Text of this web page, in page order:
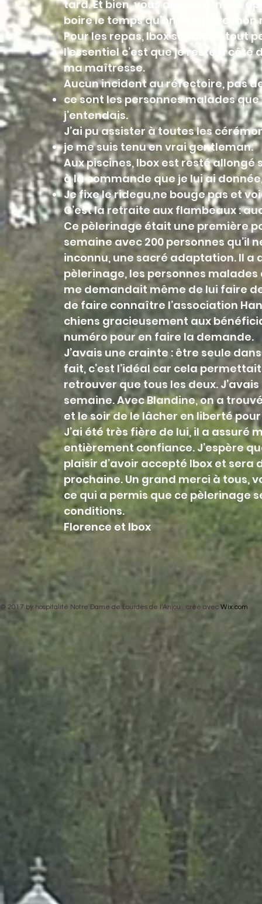
tard. Et bien, vous allez rire, mais
boire le temps qu’on m’enlève
Pour les repas, Ibox se faisait tout
l’essentiel c’est que je reste à côté
ma maîtresse.
Aucun incident au réfectoire, pas
ce sont les personnes malades que
j’entendais.
J’ai pu assister à toutes les
je me suis tenu en vrai gentleman.
Aux piscines, Ibox est resté allongé
à la commande que je lui ai
Je fixe le rideau,ne bouge pas et
C’est la retraite aux flambeaux :
Ce pèlerinage était une première
semaine avec 200 personnes qu’il
inconnu, une sacré adaptation. Il
pèlerinage, les personnes
me demandait même de lui faire
de faire connaître l’association
chiens gracieusement aux
numéro pour en faire la demande.
J’avais une crainte : être seule
fait, c’est l’idéal car cela
retrouver que tous les deux.
semaine. Avec Blandine, on a
et le soir de le lâcher en liberté pour
J’ai été très fière de lui, il a assuré
entièrement confiance. J’espère
plaisir d’avoir accepté Ibox et sera
prochaine. Un grand merci à tous,
ce qui a permis que ce pèlerinage
conditions.
Florence et Ibox
© 2017 by hospitalité Notre Dame de Lourdes de l'Anjou . créé avec Wix.com